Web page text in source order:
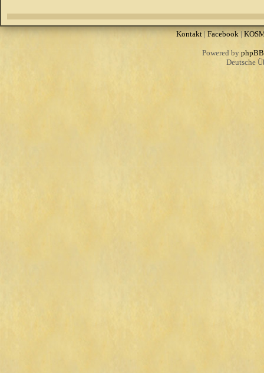
Kontakt| Facebook|
Powered by phpBB
Deutsche